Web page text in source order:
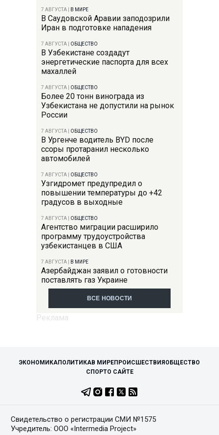
7 АВГУСТА В МИРЕ
В Саудовской Аравии заподозрили
Иран в подготовке нападения
7 АВГУСТА ОБЩЕСТВО
В Узбекистане создадут
энергетические паспорта для всех
махаллей
7 АВГУСТА ОБЩЕСТВО
Более 20 тонн винограда из
Узбекистана не допустили на рынок
России
7 АВГУСТА ОБЩЕСТВО
В Ургенче водитель BYD после
ссоры протаранил несколько
автомобилей
7 АВГУСТА ОБЩЕСТВО
Узгидромет предупредил о
повышении температуры до +42
градусов в выходные
7 АВГУСТА ОБЩЕСТВО
Агентство миграции расширило
программу трудоустройства
узбекистанцев в США
7 АВГУСТА В МИРЕ
Азербайджан заявил о готовности
поставлять газ Украине
ВСЕ НОВОСТИ
ЭКОНОМИКАПОЛИТИКАВ МИРЕПРОИСШЕСТВИЯОБЩЕСТВО
СПОРТО САЙТЕ
Свидетельство о регистрации СМИ №1575
Учредитель: ООО «Intermedia Project»